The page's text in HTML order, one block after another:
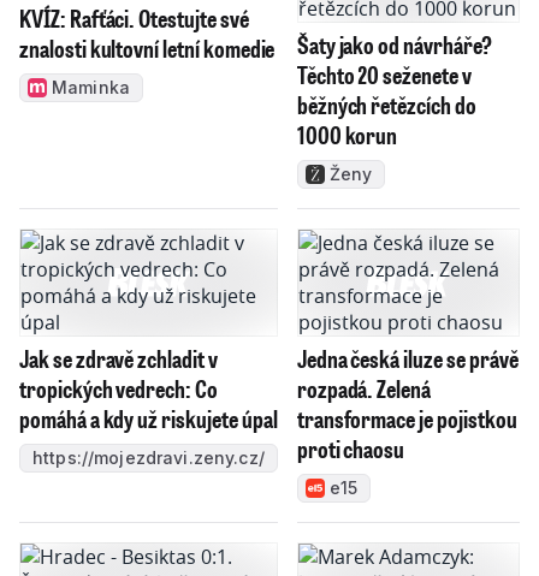
KVÍZ: Rafťáci. Otestujte své
znalosti kultovní letní komedie
Maminka
Šaty jako od návrháře?
Těchto 20 seženete v
běžných řetězcích do
1000 korun
Ženy
Jak se zdravě zchladit v
tropických vedrech: Co
pomáhá a kdy už riskujete úpal
https://mojezdravi.zeny.cz/
Jedna česká iluze se právě
rozpadá. Zelená
transformace je pojistkou
proti chaosu
e15